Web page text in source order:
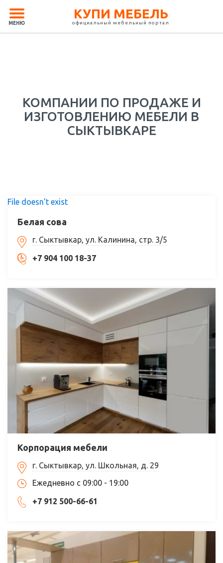
МЕНЮ
КУПИ МЕБЕЛЬ
официальный мебельный портал
КОМПАНИИ ПО ПРОДАЖЕ И
ИЗГОТОВЛЕНИЮ МЕБЕЛИ В
СЫКТЫВКАРЕ
File doesn't exist
Белая сова
г. Сыктывкар, ул. Калинина, стр. 3/5
+7 904 100 18-37
Корпорация мебели
г. Сыктывкар, ул. Школьная, д. 29
Ежедневно с 09:00 - 19:00
+7 912 500-66-61